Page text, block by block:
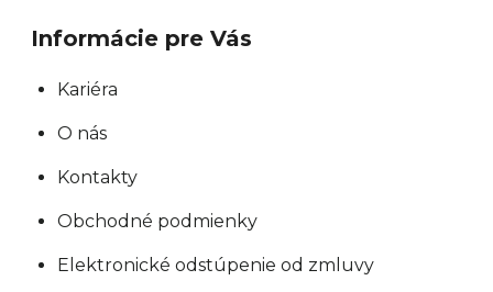
Informácie pre Vás
Kariéra
O nás
Kontakty
Obchodné podmienky
Elektronické odstúpenie od zmluvy